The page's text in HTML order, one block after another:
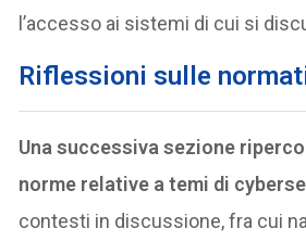
l’accesso ai sistemi di cui si
Riflessioni sulle
Una successiva sezione
norme relative a temi di
contesti in discussione, fra cui